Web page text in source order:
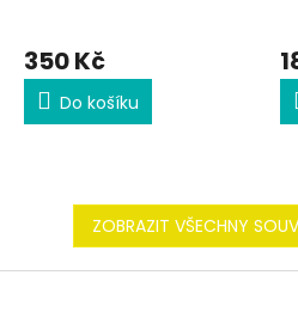
350 Kč
Do košíku
ZOBRAZIT VŠECHNY
Z